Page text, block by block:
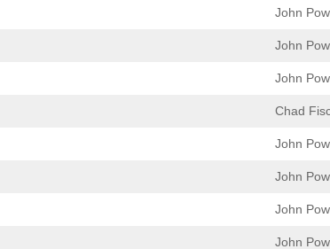
John
John
John
Chad
John
John
John
John